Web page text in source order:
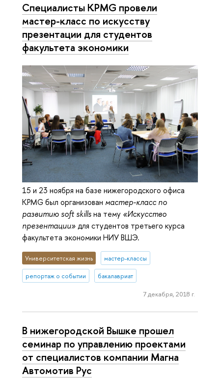
Специалисты KPMG провели
мастер-класс по искусству
презентации для студентов
факультета экономики
15 и 23 ноября на базе нижегородского офиса
KPMG был организован мастер-класс по
развитию soft skillsна тему «Искусство
презентации»для студентов третьего курса
факультета экономики НИУ ВШЭ.
Университетская жизнь мастер-классы
репортаж о событии бакалавриат
7 декабря, 2018 г.
В нижегородской Вышке прошел
семинар по управлению проектами
от специалистов компании Магна
Автомотив Рус